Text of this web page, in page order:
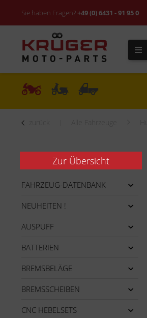
Sie haben Fragen?+49 (0) 6431 - 91 95 0
FAHRZEUG-DATENBANK
NEUHEITEN !
AUSPUFF
BATTERIEN
BREMSBELÄGE
BREMSSCHEIBEN
CNC HEBELSETS
Zur Übersicht